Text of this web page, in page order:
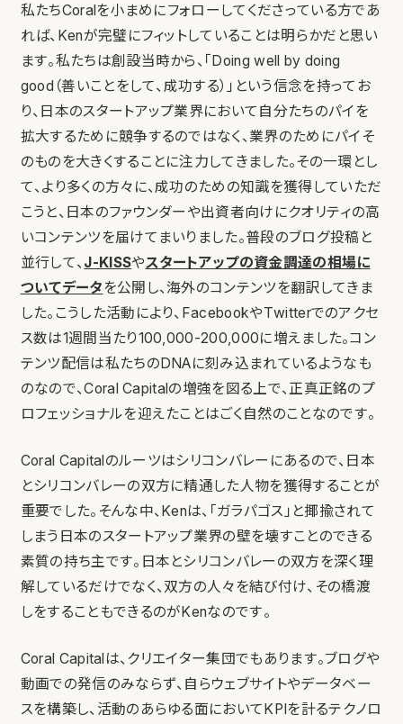
私たちCoralを小まめにフォローしてくださっている方であ
れば、Kenが完璧にフィットしていることは明らかだと思い
ます。私たちは創設当時から、「Doing well by doing
good（善いことをして、成功する）」という信念を持ってお
り、日本のスタートアップ業界において自分たちのパイを
拡大するために競争するのではなく、業界のためにパイそ
のものを大きくすることに注力してきました。その一環とし
て、より多くの方々に、成功のための知識を獲得していただ
こうと、日本のファウンダーや出資者向けにクオリティの高
いコンテンツを届けてまいりました。普段のブログ投稿と
並行して、 J-KISSやスタートアップの資金調達の相場に
ついてデータ を公開し、海外のコンテンツを翻訳してきま
した。こうした活動により、FacebookやTwitterでのアクセ
ス数は1週間当たり100,000-200,000に増えました。コン
テンツ配信は私たちのDNAに刻み込まれているようなも
のなので、Coral Capitalの増強を図る上で、正真正銘のプ
ロフェッショナルを迎えたことはごく自然のことなのです。
Coral Capitalのルーツはシリコンバレーにあるので、日本
とシリコンバレーの双方に精通した人物を獲得することが
重要でした。そんな中、Kenは、「ガラパゴス」と揶揄されて
しまう日本のスタートアップ業界の壁を壊すことのできる
素質の持ち主です。日本とシリコンバレーの双方を深く理
解しているだけでなく、双方の人々を結び付け、その橋渡
しをすることもできるのがKenなのです。
Coral Capitalは、クリエイター集団でもあります。ブログや
動画での発信のみならず、自らウェブサイトやデータベー
スを構築し、活動のあらゆる面においてKPIを計るテクノロ